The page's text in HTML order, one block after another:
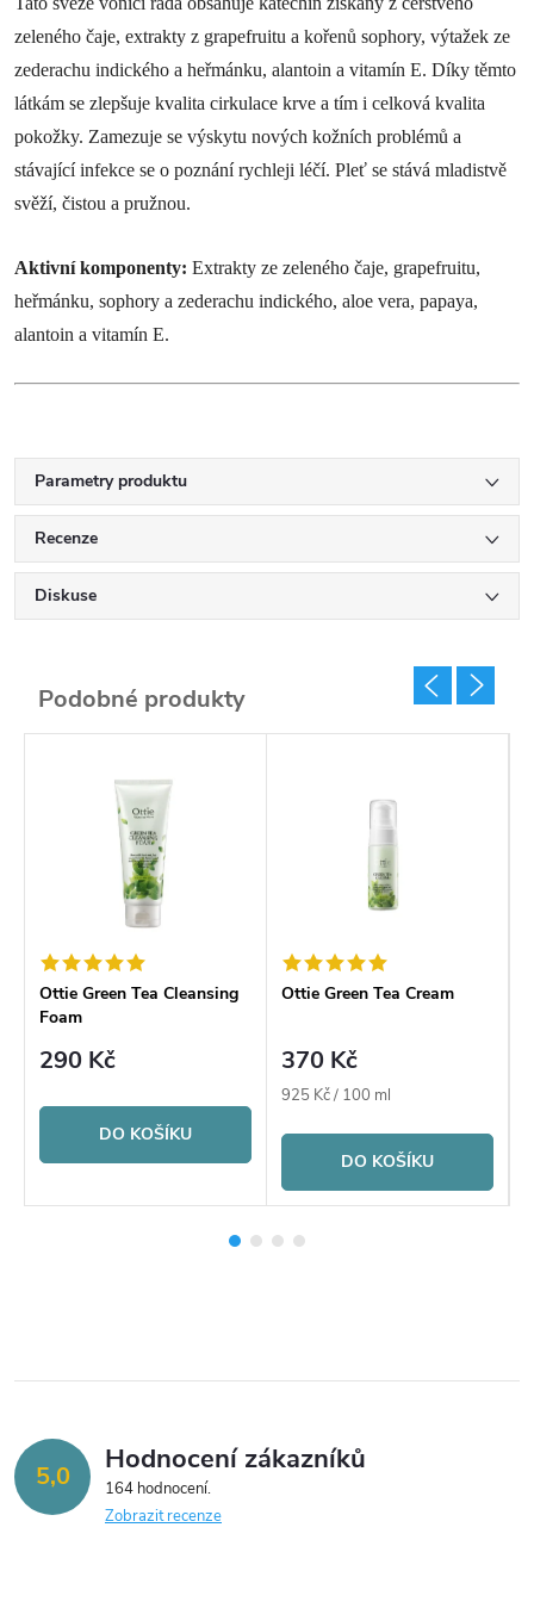
zeleného čaje, extrakty z grapefruitu a kořenů sophory, výtažek ze
zederachu indického a heřmánku, alantoin a vitamín E. Díky těmto
látkám se zlepšuje kvalita cirkulace krve a tím i celková kvalita
pokožky. Zamezuje se výskytu nových kožních problémů a
stávající infekce se o poznání rychleji léčí. Pleť se stává mladistvě
svěží, čistou a pružnou.
Aktivní komponenty: Extrakty ze zeleného čaje, grapefruitu,
heřmánku, sophory a zederachu indického, aloe vera, papaya,
alantoin a vitamín E.
Parametry produktu
Recenze
Diskuse
Ottie Green Tea Cleansing
Foam
290 Kč
DO KOŠÍKU
Ottie Green Tea Cream
370 Kč
Měrná
925 Kč / 100 ml
DO KOŠÍKU
5,0 Hodnocení zákazníků
164 hodnocení
Zobrazit recenze